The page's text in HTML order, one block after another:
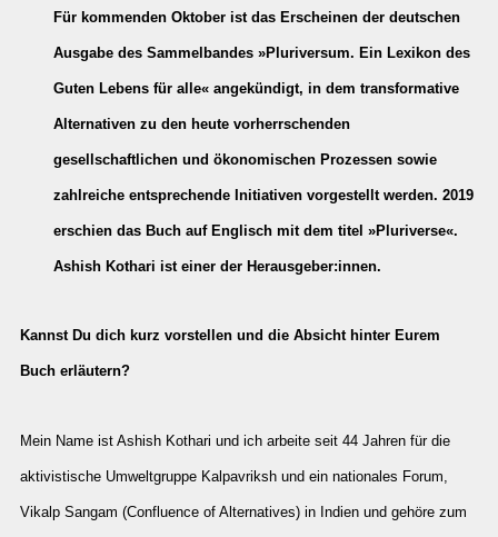
Für kommenden Oktober ist das Erscheinen der deutschen
Ausgabe des Sammelbandes »Pluriversum. Ein Lexikon des
Guten Lebens für alle« angekündigt, in dem transformative
Alternativen zu den heute vorherrschenden
gesellschaftlichen und ökonomischen Prozessen sowie
zahlreiche entsprechende Initiativen vorgestellt werden. 2019
erschien das Buch auf Englisch mit dem titel »Pluriverse«.
Ashish Kothari ist einer der Herausgeber:innen.
Kannst Du dich kurz vorstellen und die Absicht hinter Eurem
Buch erläutern?
Mein Name ist Ashish Kothari und ich arbeite seit 44 Jahren für die
aktivistische Umweltgruppe Kalpavriksh und ein nationales Forum,
Vikalp Sangam (Confluence of Alternatives) in Indien und gehöre zum